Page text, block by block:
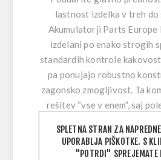
lastnost izdelka v treh
Akumulatorji Parts Europe
izdelani po enako strogih
standardih kontrole
pa ponujajo robustno
zagonsko zmogljivost. Ta
rešitev “vse v enem”, saj
montažo. Zaradi zlitine
sulfatne kemije je
SPLETNA STRAN ZA
UPORABLJA PIŠKOTKE. S
"POTRDI" SPREJEMATE